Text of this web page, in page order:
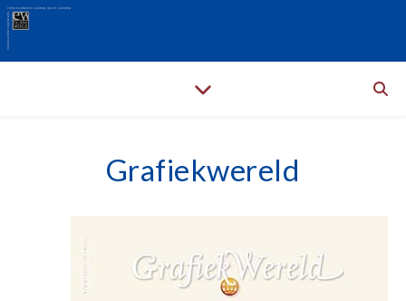
Grafiekwereld